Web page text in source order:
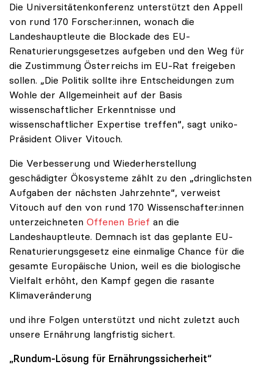
Die Universitätenkonferenz unterstützt den Appell
von rund 170 Forscher:innen, wonach die
Landeshauptleute die Blockade des EU-
Renaturierungsgesetzes aufgeben und den Weg für
die Zustimmung Österreichs im EU-Rat freigeben
sollen. „Die Politik sollte ihre Entscheidungen zum
Wohle der Allgemeinheit auf der Basis
wissenschaftlicher Erkenntnisse und
wissenschaftlicher Expertise treffen“, sagt uniko-
Präsident Oliver Vitouch.
Die Verbesserung und Wiederherstellung
geschädigter Ökosysteme zählt zu den „dringlichsten
Aufgaben der nächsten Jahrzehnte“, verweist
Vitouch auf den von rund 170 Wissenschafter:innen
unterzeichneten Offenen Brief an die
Landeshauptleute. Demnach ist das geplante EU-
Renaturierungsgesetz eine einmalige Chance für die
gesamte Europäische Union, weil es die biologische
Vielfalt erhöht, den Kampf gegen die rasante
Klimaveränderung
und ihre Folgen unterstützt und nicht zuletzt auch
unsere Ernährung langfristig sichert.
„Rundum-Lösung für Ernährungssicherheit“